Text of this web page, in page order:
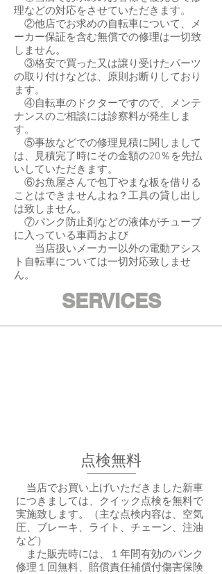
理などの対応をさせていただきます。
②他店でお求めの自転車について、メ
ーカー保証を含む無償での修理は一切致
しません。
③格安で買った又は譲り受けたパーツ
の取り付けなどは、原則お断りしており
ます。
④自転車のドクターですので、メンテ
ナンスのご相談には診察料が発生しま
す。
⑤事故などでの修理見積に関しまして
は、見積完了時にその金額の20％を先払
いしていただきます。
⑥お魚屋さんで包丁やまな板を借りる
ことはできませんよね？工具の貸し出し
は致しません。
⑦パンク防止剤などの液体がチューブ
に入っている車両および
当店扱いメーカー以外の電動アシス
ト自転車については一切対応致しませ
ん。
SERVICES
点検無料
当店でお買い上げいただきました新車
につきましては、クイック点検を無料で
実施致します。（主な点検内容は、空気
圧、ブレーキ、ライト、チェーン、注油
など）
また販売時には、１年間有効のパンク
修理１回無料、賠償責任補償付傷害保険